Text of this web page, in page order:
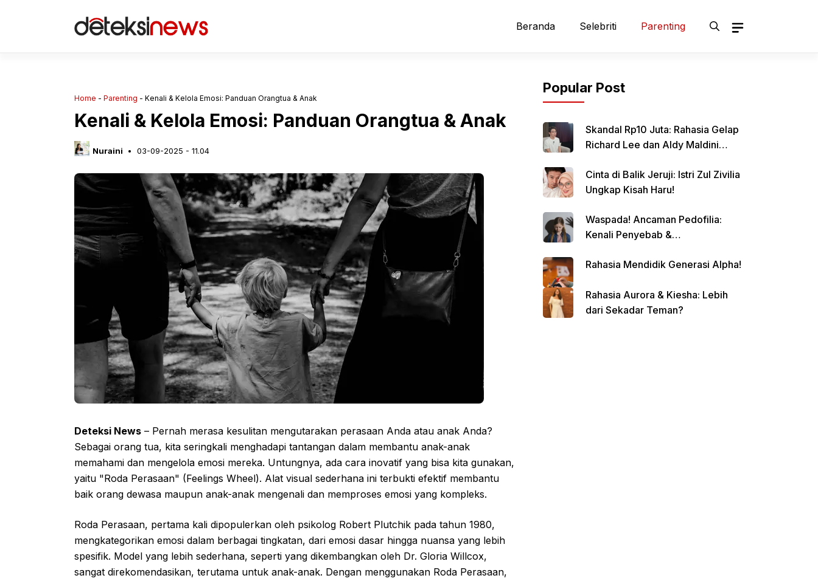
Beranda Selebriti Parenting
Home - Parenting - Kenali & Kelola Emosi: Panduan Orangtua & Anak
Kenali & Kelola Emosi: Panduan Orangtua & Anak
Nuraini 03-09-2025 - 11.04
Deteksi News – Pernah merasa kesulitan mengutarakan perasaan Anda atau anak Anda?
Sebagai orang tua, kita seringkali menghadapi tantangan dalam membantu anak-anak
memahami dan mengelola emosi mereka. Untungnya, ada cara inovatif yang bisa kita gunakan,
yaitu "Roda Perasaan" (Feelings Wheel). Alat visual sederhana ini terbukti efektif membantu
baik orang dewasa maupun anak-anak mengenali dan memproses emosi yang kompleks.
Roda Perasaan, pertama kali dipopulerkan oleh psikolog Robert Plutchik pada tahun 1980,
mengkategorikan emosi dalam berbagai tingkatan, dari emosi dasar hingga nuansa yang lebih
spesifik. Model yang lebih sederhana, seperti yang dikembangkan oleh Dr. Gloria Willcox,
sangat direkomendasikan, terutama untuk anak-anak. Dengan menggunakan Roda Perasaan,
Popular Post
Skandal Rp10 Juta: Rahasia Gelap
Richard Lee dan Aldy Maldini
Cinta di Balik Jeruji: Istri Zul Zivilia
Ungkap Kisah Haru!
Waspada! Ancaman Pedofilia:
Kenali Penyebab &
Rahasia Mendidik Generasi Alpha!
Rahasia Aurora & Kiesha: Lebih
dari Sekadar Teman?